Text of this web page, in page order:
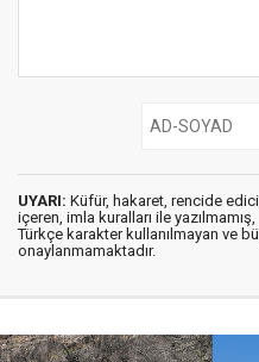
UYARI: Küfür, hakaret, rencide
içeren, imla kuralları ile yazılmamış,
Türkçe karakter kullanılmayan ve
onaylanmamaktadır.